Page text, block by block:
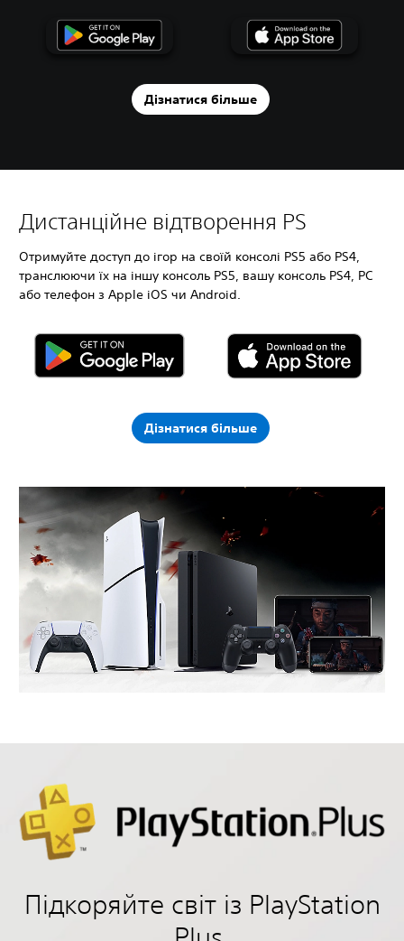
Дізнатися більше
Дистанційне відтворення PS
Отримуйте доступ до ігор на своїй консолі PS5 або PS4,
транслюючи їх на іншу консоль PS5, вашу консоль PS4, PC
або телефон з Apple iOS чи Android.
Дізнатися більше
Підкоряйте світ із PlayStation